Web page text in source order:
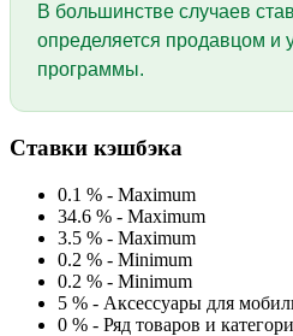
В большинстве случаев
определяется продавцом и
программы.
Ставки кэшбэка
0.1 % - Maximum
34.6 % - Maximum
3.5 % - Maximum
0.2 % - Minimum
0.2 % - Minimum
5 % - Аксессуары для
0 % - Ряд товаров и